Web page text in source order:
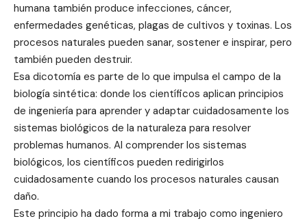
humana también produce infecciones, cáncer,
enfermedades genéticas, plagas de cultivos y toxinas. Los
procesos naturales pueden sanar, sostener e inspirar, pero
también pueden destruir.
Esa dicotomía es parte de lo que impulsa el campo de la
biología sintética: donde los científicos aplican principios
de ingeniería para aprender y adaptar cuidadosamente los
sistemas biológicos de la naturaleza para resolver
problemas humanos. Al comprender los sistemas
biológicos, los científicos pueden redirigirlos
cuidadosamente cuando los procesos naturales causan
daño.
Este principio ha dado forma a mi trabajo como ingeniero